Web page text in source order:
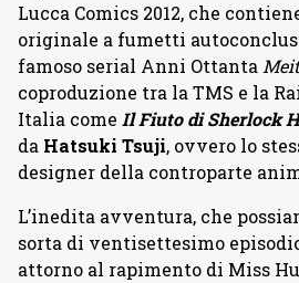
Lucca Comics 2012, che
originale a fumetti
famoso serial Anni Ottanta
coproduzione tra la TMS e la
Italia come Il Fiuto di Sherlock
da Hatsuki Tsuji, ovvero lo
designer della controparte
L’inedita avventura, che
sorta di ventisettesimo
attorno al rapimento di Miss